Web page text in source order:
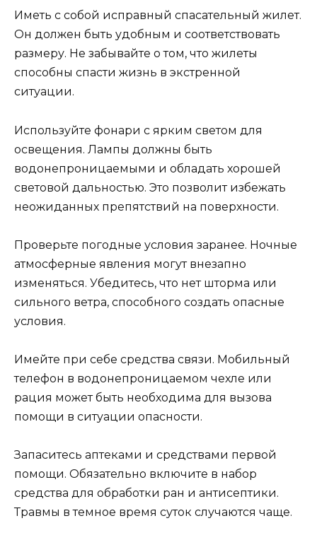
Иметь с собой исправный спасательный жилет.
Он должен быть удобным и соответствовать
размеру. Не забывайте о том, что жилеты
способны спасти жизнь в экстренной
ситуации.
Используйте фонари с ярким светом для
освещения. Лампы должны быть
водонепроницаемыми и обладать хорошей
световой дальностью. Это позволит избежать
неожиданных препятствий на поверхности.
Проверьте погодные условия заранее. Ночные
атмосферные явления могут внезапно
изменяться. Убедитесь, что нет шторма или
сильного ветра, способного создать опасные
условия.
Имейте при себе средства связи. Мобильный
телефон в водонепроницаемом чехле или
рация может быть необходима для вызова
помощи в ситуации опасности.
Запаситесь аптеками и средствами первой
помощи. Обязательно включите в набор
средства для обработки ран и антисептики.
Травмы в темное время суток случаются чаще.